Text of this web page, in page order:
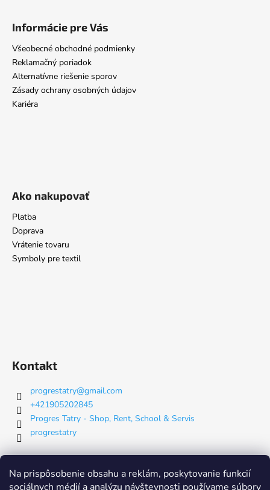
Na prispôsobenie obsahu a reklám, poskytovanie funkcií
sociálnych médií a analýzu návštevnosti používame súbory
Informácie pre Vás
Všeobecné obchodné podmienky
Reklamačný poriadok
Alternatívne riešenie sporov
Zásady ochrany osobných údajov
Kariéra
Ako nakupovať
Platba
Doprava
Vrátenie tovaru
Symboly pre textil
Kontakt
progrestatry@gmail.com
+421905202845
Progres Tatry - Shop, Rent, School & Servis
progrestatry
Nákupný košík